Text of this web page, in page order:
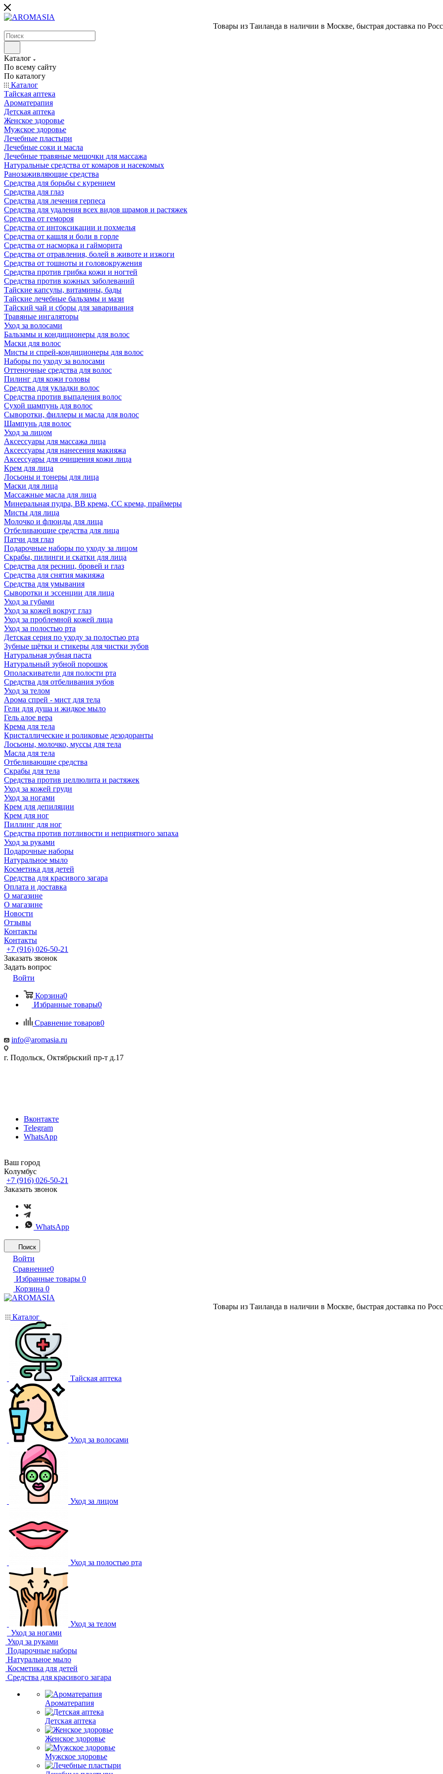
Товары из Таиланда в наличии в Москве, быстрая доставка по
Каталог
По всему сайту
По каталогу
Каталог
Тайская аптека
Ароматерапия
Детская аптека
Женское здоровье
Мужское здоровье
Лечебные пластыри
Лечебные соки и масла
Лечебные травяные мешочки для массажа
Натуральные средства от комаров и насекомых
Ранозаживляющие средства
Средства для борьбы с курением
Средства для глаз
Средства для лечения герпеса
Средства для удаления всех видов шрамов и растяжек
Средства от гемороя
Средства от интоксикации и похмелья
Средства от кашля и боли в горле
Средства от насморка и гайморита
Средства от отравления, болей в животе и изжоги
Средства от тошноты и головокружения
Средства против грибка кожи и ногтей
Средства против кожных заболеваний
Тайские капсулы, витамины, бады
Тайские лечебные бальзамы и мази
Тайский чай и сборы для заваривания
Травяные ингаляторы
Уход за волосами
Бальзамы и кондиционеры для волос
Маски для волос
Мисты и спрей-кондиционеры для волос
Наборы по уходу за волосами
Оттеночные средства для волос
Пилинг для кожи головы
Средства для укладки волос
Средства против выпадения волос
Сухой шампунь для волос
Сыворотки, филлеры и масла для волос
Шампунь для волос
Уход за лицом
Аксессуары для массажа лица
Аксессуары для нанесения макияжа
Аксессуары для очищения кожи лица
Крем для лица
Лосьоны и тонеры для лица
Маски для лица
Массажные масла для лица
Минеральная пудра, BB крема, СС крема, праймеры
Мисты для лица
Молочко и флюиды для лица
Отбеливающие средства для лица
Патчи для глаз
Подарочные наборы по уходу за лицом
Скрабы, пилинги и скатки для лица
Средства для ресниц, бровей и глаз
Средства для снятия макияжа
Средства для умывания
Сыворотки и эссенции для лица
Уход за губами
Уход за кожей вокруг глаз
Уход за проблемной кожей лица
Уход за полостью рта
Детская серия по уходу за полостью рта
Зубные щётки и стикеры для чистки зубов
Натуральная зубная паста
Натуральный зубной порошок
Ополаскиватели для полости рта
Средства для отбеливания зубов
Уход за телом
Арома спрей - мист для тела
Гели для душа и жидкое мыло
Гель алое вера
Крема для тела
Кристаллические и роликовые дезодоранты
Лосьоны, молочко, муссы для тела
Масла для тела
Отбеливающие средства
Скрабы для тела
Средства против целлюлита и растяжек
Уход за кожей груди
Уход за ногами
Крем для депиляции
Крем для ног
Пиллинг для ног
Средства против потливости и неприятного запаха
Уход за руками
Подарочные наборы
Натуральное мыло
Косметика для детей
Средства для красивого загара
Оплата и доставка
О магазине
О магазине
Новости
Отзывы
Контакты
Контакты
+7 (916) 026-50-21
Заказать звонок
Задать вопрос
Войти
Корзина0
Избранные товары0
Сравнение товаров0
info@aromasia.ru
г. Подольск, Октябрьский пр-т д.17
Вконтакте
Telegram
WhatsApp
Ваш город
Колумбус
+7 (916) 026-50-21
Заказать звонок
WhatsApp
Поиск
Войти
Сравнение0
Избранные товары 0
Корзина 0
Товары из Таиланда в наличии в Москве, быстрая доставка по
Каталог
Тайская аптека
Уход за волосами
Уход за лицом
Уход за полостью рта
Уход за телом
Уход за ногами
Уход за руками
Подарочные наборы
Натуральное мыло
Косметика для детей
Средства для красивого загара
Ароматерапия
Детская аптека
Женское здоровье
Мужское здоровье